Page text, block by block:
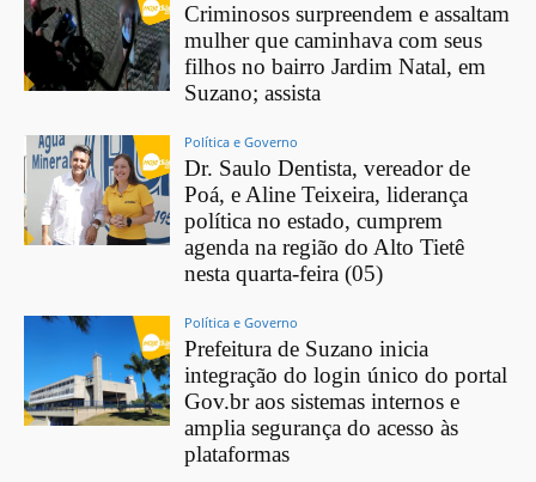
Criminosos surpreendem e assaltam
mulher que caminhava com seus
filhos no bairro Jardim Natal, em
Suzano; assista
Política e Governo
Dr. Saulo Dentista, vereador de
Poá, e Aline Teixeira, liderança
política no estado, cumprem
agenda na região do Alto Tietê
nesta quarta-feira (05)
Política e Governo
Prefeitura de Suzano inicia
integração do login único do portal
Gov.br aos sistemas internos e
amplia segurança do acesso às
plataformas